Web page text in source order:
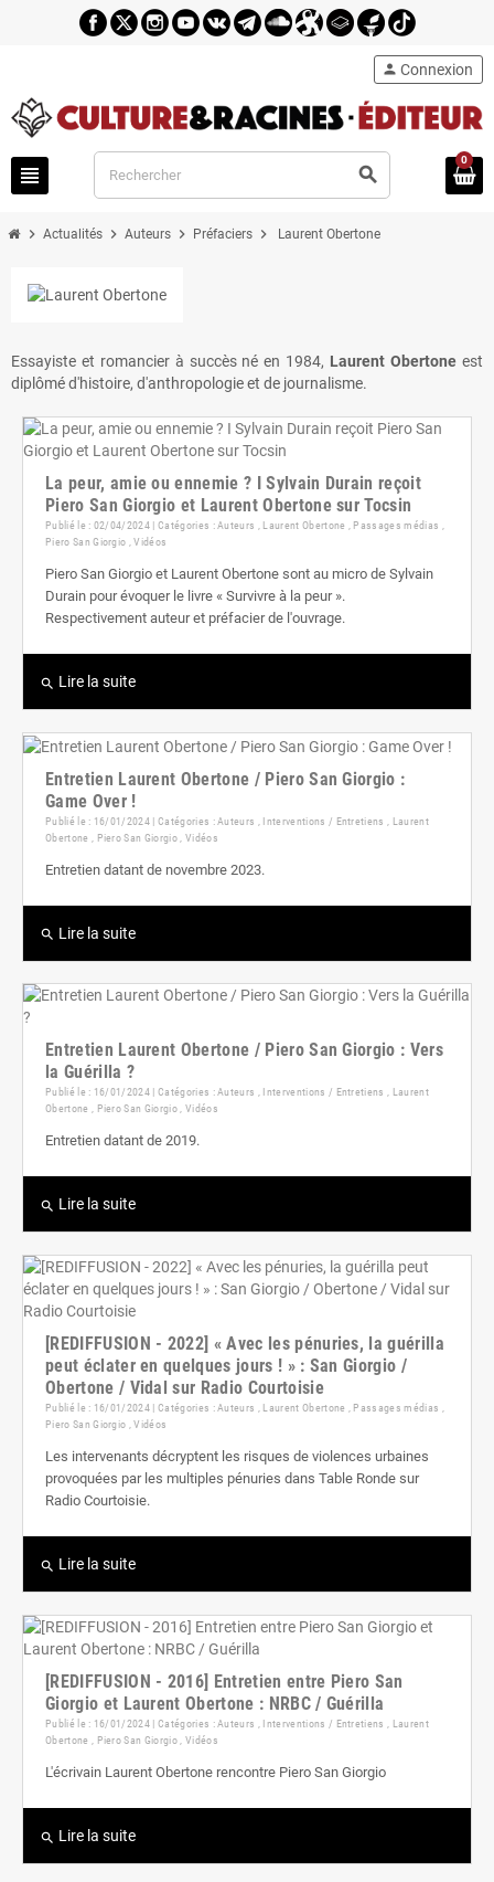
view_headline search
person Connexion
0
chevron_right Actualités chevron_right Auteurs chevron_right Préfaciers chevron_right Laurent Obertone
Essayiste et romancier à succès né en 1984, Laurent Obertone est
diplômé d'histoire, d'anthropologie et de journalisme.
La peur, amie ou ennemie ? I Sylvain Durain reçoit
Piero San Giorgio et Laurent Obertone sur Tocsin
Publié le : 02/04/2024 | Catégories :Auteurs , Laurent Obertone , Passages médias ,
Piero San Giorgio ,Vidéos
Piero San Giorgio et Laurent Obertone sont au micro de Sylvain
Durain pour évoquer le livre « Survivre à la peur ».
Respectivement auteur et préfacier de l'ouvrage.
search Lire la suite
Entretien Laurent Obertone / Piero San Giorgio :
Game Over !
Publié le : 16/01/2024 | Catégories :Auteurs Interventions / Entretiens
Laurent
Obertone
Piero San Giorgio, Vidéos
Entretien datant de novembre 2023.
search Lire la suite
Entretien Laurent Obertone / Piero San Giorgio : Vers
la Guérilla ?
Publié le : 16/01/2024 | Catégories :Auteurs , Interventions / Entretiens , Laurent
Obertone , Piero San Giorgio, Vidéos
Entretien datant de 2019.
search Lire la suite
[REDIFFUSION - 2022] « Avec les pénuries, la guérilla
peut éclater en quelques jours ! » : San Giorgio /
Obertone / Vidal sur Radio Courtoisie
Publié le : 16/01/2024 | Catégories :Auteurs , Laurent Obertone , Passages médias ,
Piero San Giorgio ,Vidéos
Les intervenants décryptent les risques de violences urbaines
provoquées par les multiples pénuries dans Table Ronde sur
Radio Courtoisie.
search Lire la suite
[REDIFFUSION - 2016] Entretien entre Piero San
Giorgio et Laurent Obertone : NRBC / Guérilla
Publié le : 16/01/2024 | Catégories :Auteurs , Interventions / Entretiens , Laurent
Obertone , Piero San Giorgio, Vidéos
L'écrivain Laurent Obertone rencontre Piero San Giorgio
search Lire la suite